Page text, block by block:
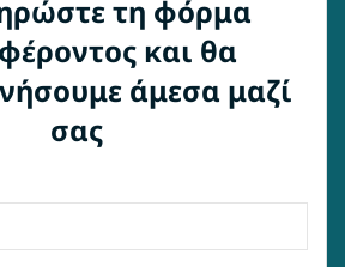
τη φόρμα
και θα
άμεσα μαζί
σας